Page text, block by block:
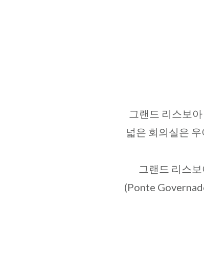
그랜드 리스보
넓은 회의실은
그랜드 리스
(Ponte